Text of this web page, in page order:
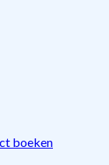
boeken